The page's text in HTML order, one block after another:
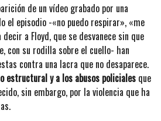
de un vídeo grabado por una
el episodio -«no puedo respirar», «me
a Floyd, que se desvanece sin que
con su rodilla sobre el cuello- han
contra una lacra que no desaparece.
estructural y a los abusos policiales que
sin embargo, por la violencia que ha